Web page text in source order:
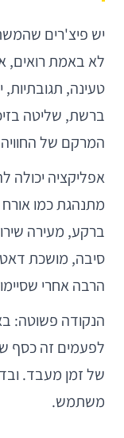
יש פיצ'רים
לא באמת רואים,
טעינה,
ברשת, שליטה
המרקם של
אפליקציה יכולה
מתנהגת כמו
סיבה, מושכת
הרבה אחרי
הנקודה פשוטה:
לפעמים זה כסף
של זמן מעבד.
משתמש.